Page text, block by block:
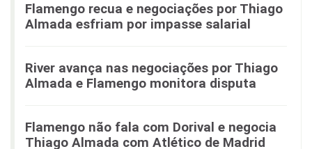
Flamengo recua e negociações por Thiago
Almada esfriam por impasse salarial
River avança nas negociações por Thiago
Almada e Flamengo monitora disputa
Flamengo não fala com Dorival e negocia
Thiago Almada com Atlético de Madrid